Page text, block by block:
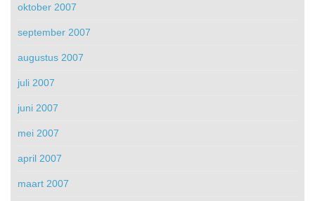
oktober 2007
september 2007
augustus 2007
juli 2007
juni 2007
mei 2007
april 2007
maart 2007